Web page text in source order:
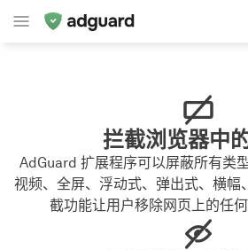
拦截浏览器中
AdGuard 扩展程序可以屏蔽所有类
视频、全屏、浮动式、弹出式、横幅
截功能让用户移除网页上的任何